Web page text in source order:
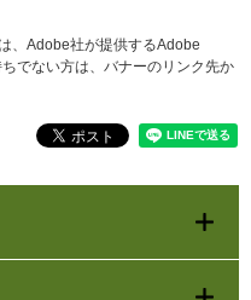
、Adobe社が提供するAdobe
でない方は、バナーのリンク先か